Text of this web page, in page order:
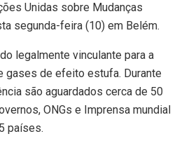
Unidas sobre Mudanças
segunda-feira (10) em Belém.
legalmente vinculante para a
gases de efeito estufa. Durante
são aguardados cerca de 50
ONGs e Imprensa mundial
países.